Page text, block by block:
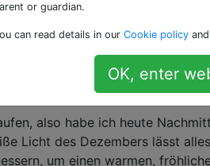
…
nex
wie
also habe ich heute
Licht des Dezembers lässt
um einen warmen,
or guardian.
can read details in our Cookie policy and
OK, enter